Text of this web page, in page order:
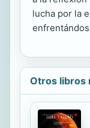
lucha por la
Otros libros